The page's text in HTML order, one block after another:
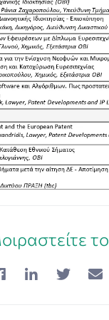
το